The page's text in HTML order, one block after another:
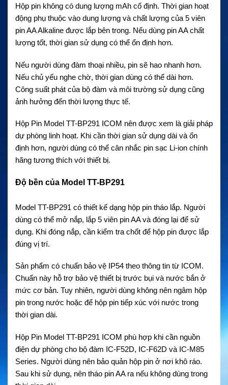
Hộp pin không có dung lượng mAh cố định. Thời gian hoạt
động phụ thuộc vào dung lượng và chất lượng của 5 viên
pin AA Alkaline được lắp bên trong. Nếu dùng pin AA chất
lượng tốt, thời gian sử dụng có thể ổn định hơn.
Nếu người dùng đàm thoại nhiều, pin sẽ hao nhanh hơn.
Nếu chủ yếu nghe chờ, thời gian dùng có thể dài hơn.
Công suất phát của bộ đàm và môi trường sử dụng cũng
ảnh hưởng đến thời lượng thực tế.
Hộp Pin Model TT-BP291 ICOM nên được xem là giải pháp
dự phòng linh hoạt. Khi cần thời gian sử dụng dài và ổn
định hơn, người dùng có thể cân nhắc pin sạc Li-ion chính
hãng tương thích với thiết bị.
Độ bền của Model TT-BP291
Model TT-BP291 có thiết kế dạng hộp pin tháo lắp. Người
dùng có thể mở nắp, lắp 5 viên pin AA và đóng lại để sử
dụng. Khi đóng nắp, cần kiểm tra chốt để hộp pin được lắp
đúng vị trí.
Sản phẩm có chuẩn bảo vệ IP54 theo thông tin từ ICOM.
Chuẩn này hỗ trợ bảo vệ thiết bị trước bụi và nước bắn ở
mức cơ bản. Tuy nhiên, người dùng không nên ngâm hộp
pin trong nước hoặc để hộp pin tiếp xúc với nước trong
thời gian dài.
Hộp Pin Model TT-BP291 ICOM phù hợp khi cần nguồn
điện dự phòng cho bộ đàm IC-F52D, IC-F62D và IC-M85
Series. Người dùng nên bảo quản hộp pin ở nơi khô ráo.
Sau khi sử dụng, nên tháo pin AA ra nếu không dùng trong